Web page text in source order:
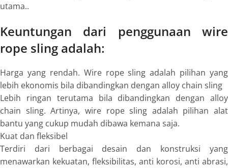
utama..
Keuntungan dari penggunaan wire
rope sling adalah:
Harga yang rendah. Wire rope slingadalah pilihan yang
lebih ekonomis bila dibandingkan dengan alloy chain sling
Lebih ringan terutama bila dibandingkan dengan alloy
chain sling.Artinya, wire rope sling adalah pilihan alat
bantu yang cukup mudah dibawa kemana saja.
Kuat dan fleksibel
Terdiri dari berbagai desain dan konstruksi yang
menawarkan kekuatan, fleksibilitas, anti korosi, anti abrasi,